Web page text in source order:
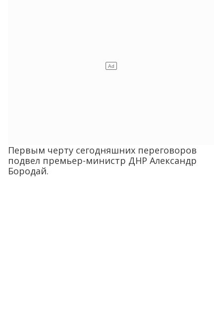
Первым черту сегодняшних переговоров
подвел премьер-министр ДНР Александр
Бородай.